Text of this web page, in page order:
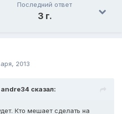
Последний ответ
3 г.
2013
сказал:
Кто мешает сделать на